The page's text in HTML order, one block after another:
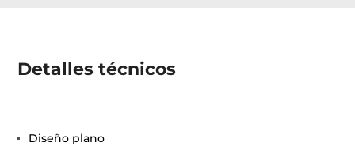
Detalles técnicos
Diseño plano